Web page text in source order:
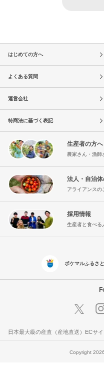
はじめての方へ
よくある質問
運営会社
特商法に基づく表記
生産者の方へ
農家さん・漁師
法人・自治
アライアンスの
採用情報
生産者と食べる
ポケマルふるさ
日本最大級の産直（産地直送）ECサ
Copyright